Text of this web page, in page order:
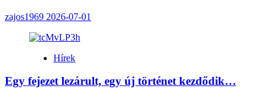
zajos1969 2026-07-01
Hírek
Egy fejezet lezárult, egy új történet kezdődik…